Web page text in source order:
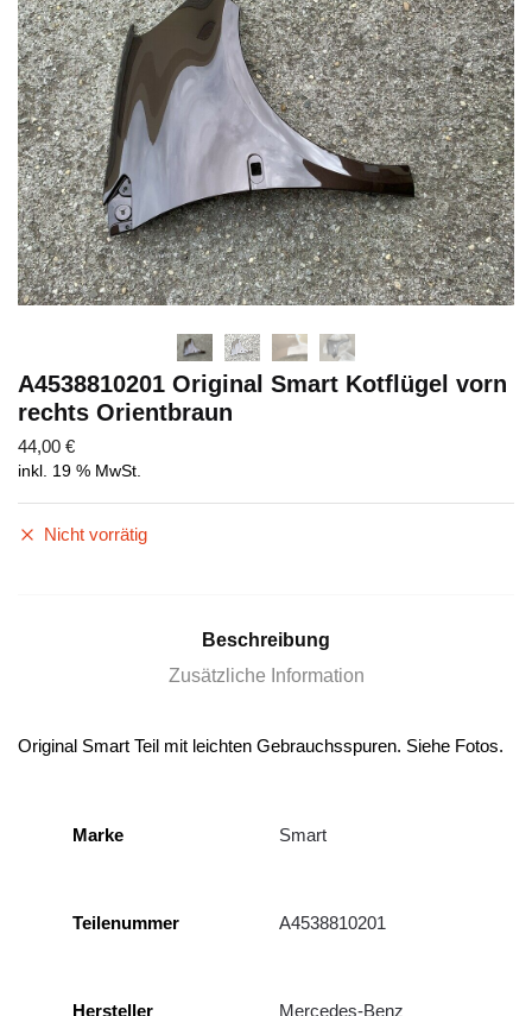
A4538810201 Original Smart Kotflügel vorn
rechts Orientbraun
44,00 €
inkl. 19 % MwSt.
Nicht vorrätig
Abschicken
Beschreibung
Zusätzliche Information
Original Smart Teil mit leichten Gebrauchsspuren. Siehe Fotos.
Marke Smart
Teilenummer A4538810201
Hersteller Mercedes-Benz